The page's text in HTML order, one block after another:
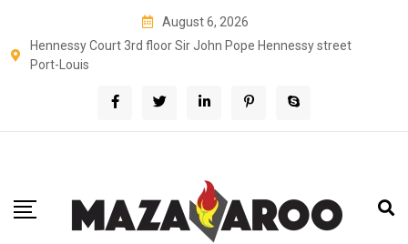
content
August 6, 2026
Hennessy Court 3rd floor Sir John Pope Hennessy street
Port-Louis